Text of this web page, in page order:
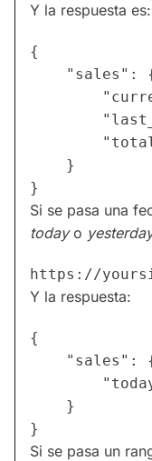
Y la respuesta es:
{
"sales":
    }
Si se pasa una
todayo
Y la respuesta:
{
"sales":
    }
Si se pasa un